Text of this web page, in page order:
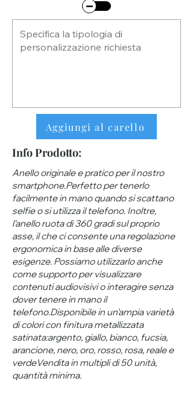
Aggiungi al carello
Info Prodotto:
Anello originale e pratico per il nostro
smartphone.Perfetto per tenerlo
facilmente in mano quando si scattano
selfie o si utilizza il telefono. Inoltre,
l'anello ruota di 360 gradi sul proprio
asse, il che ci consente una regolazione
ergonomica in base alle diverse
esigenze. Possiamo utilizzarlo anche
come supporto per visualizzare
contenuti audiovisivi o interagire senza
dover tenere in mano il
telefono.Disponibile in un'ampia varietà
di colori con finitura metallizzata
satinata:argento, giallo, bianco, fucsia,
arancione, nero, oro, rosso, rosa, reale e
verdeVendita in multipli di 50 unità,
quantità minima.